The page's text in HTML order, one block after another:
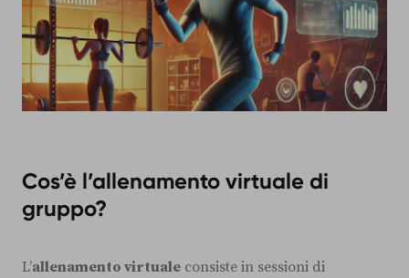
Cos’è l’allenamento virtuale di
gruppo?
L’allenamento virtuale consiste in sessioni di